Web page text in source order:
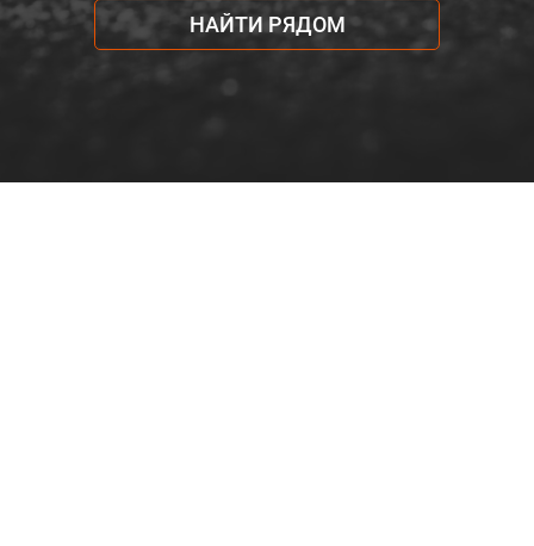
НАЙТИ РЯДОМ